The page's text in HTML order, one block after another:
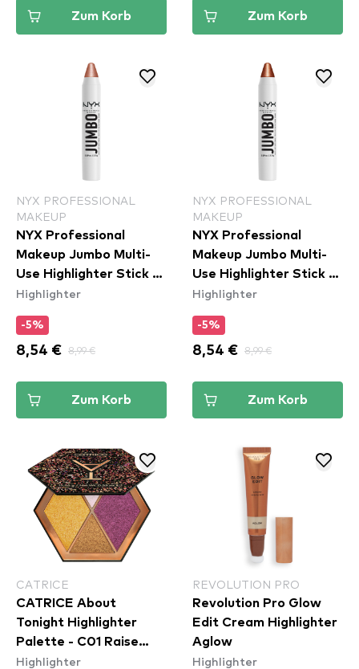
Zum Korb Zum Korb
NYX PROFESSIONAL
MAKEUP
NYX Professional
Makeup Jumbo Multi-
Use Highlighter Stick -
Coconut Cake (JHS01)
Highlighter
-5%
8,54 € 8,99 €
Zum Korb
NYX PROFESSIONAL
MAKEUP
NYX Professional
Makeup Jumbo Multi-
Use Highlighter Stick -
Flan (JHS06)
Highlighter
-5%
8,54 € 8,99 €
Zum Korb
CATRICE
CATRICE About
Tonight Highlighter
Palette - C01 Raise
Your Glass
Highlighter
REVOLUTION PRO
Revolution Pro Glow
Edit Cream Highlighter
Aglow
Highlighter